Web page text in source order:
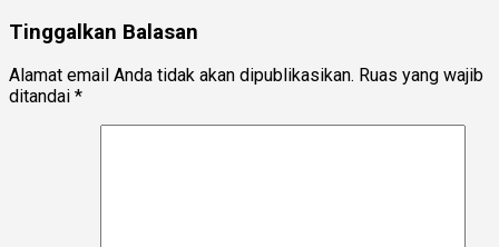
Tinggalkan Balasan
Alamat email Anda tidak akan dipublikasikan. Ruas yang wajib
ditandai *